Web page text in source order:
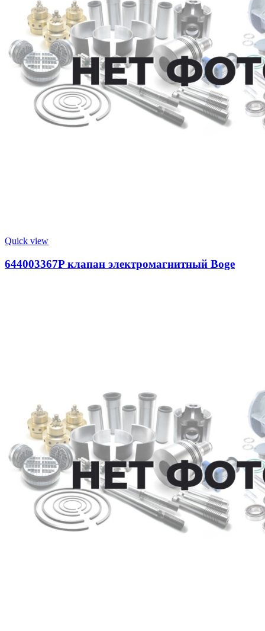
Quick view
644003367P клапан электромагнитный Boge